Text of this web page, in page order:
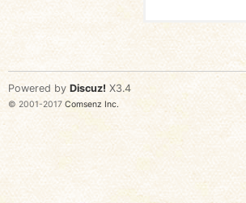
Powered by Discuz! X3.4
© 2001-2017 Comsenz Inc.